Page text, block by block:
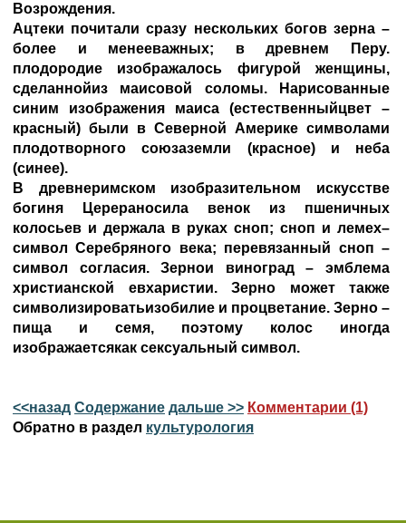
Возрождения.
Ацтеки почитали сразу нескольких богов зерна –
более и менееважных; в древнем Перу.
плодородие изображалось фигурой женщины,
сделаннойиз маисовой соломы. Нарисованные
синим изображения маиса (естественныйцвет –
красный) были в Северной Америке символами
плодотворного союзаземли (красное) и неба
(синее).
В древнеримском изобразительном искусстве
богиня Церераносила венок из пшеничных
колосьев и держала в руках сноп; сноп и лемех–
символ Серебряного века; перевязанный сноп –
символ согласия. Зернои виноград – эмблема
христианской евхаристии. Зерно может также
символизироватьизобилие и процветание. Зерно –
пища и семя, поэтому колос иногда
изображаетсякак сексуальный символ.
<<назад Содержание дальше >> Комментарии (1)
Обратно в раздел культурология